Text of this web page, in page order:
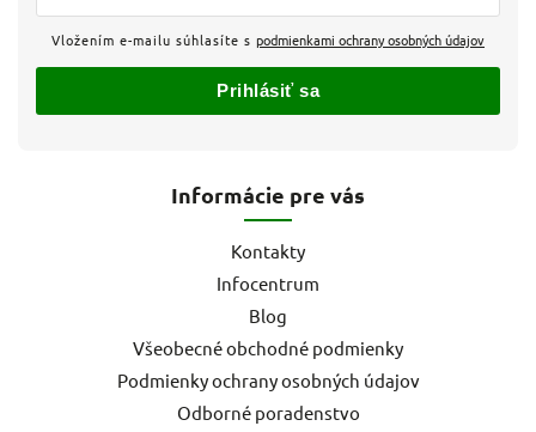
Informácie pre vás
Kontakty
Infocentrum
Blog
Všeobecné obchodné podmienky
Podmienky ochrany osobných údajov
Odborné poradenstvo
Vložením e-mailu súhlasíte s podmienkami ochrany osobných údajov
Prihlásiť sa